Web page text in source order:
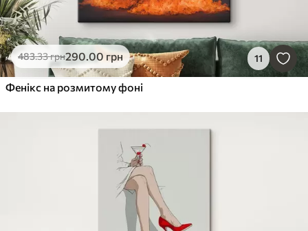
483.33грн290.00 грн 11
Фенікс на розмитому фоні